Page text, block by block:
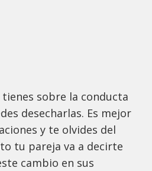
tienes sobre la conducta
desecharlas. Es mejor
y te olvides del
tu pareja va a decirte
cambio en sus